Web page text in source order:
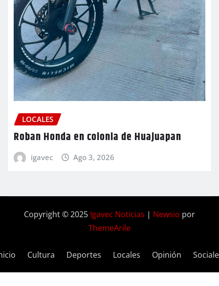
LOCALES
Roban Honda en colonia de Huajuapan
igavec Ago 3, 2026
Copyright © 2025 Igavec Noticias | Newsio por
ThemeArile
Cultura Deportes Locales Opinión